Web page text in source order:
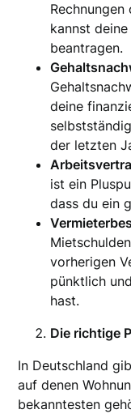
kannst
beantragen.
deine
der letzten
ist ein
dass du ein
vorherigen
pünktlich
hast.
Die richtige
In Deutschland
auf denen
bekanntesten